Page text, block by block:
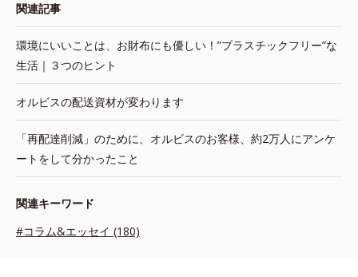
関連記事
環境にいいことは、お財布にも優しい！”プラスチックフリー”な
生活｜３つのヒント
オルビスの配送資材が変わります
「再配達削減」のために、オルビスのお客様、約2万人にアンケ
ートをして分かったこと
関連キーワード
#コラム&エッセイ (180)